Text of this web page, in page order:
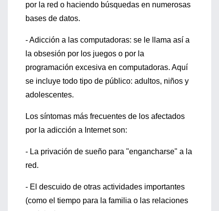
por la red o haciendo búsquedas en numerosas
bases de datos.
- Adicción a las computadoras: se le llama así a
la obsesión por los juegos o por la
programación excesiva en computadoras. Aquí
se incluye todo tipo de público: adultos, niños y
adolescentes.
Los síntomas más frecuentes de los afectados
por la adicción a Internet son:
- La privación de sueño para "engancharse" a la
red.
- El descuido de otras actividades importantes
(como el tiempo para la familia o las relaciones